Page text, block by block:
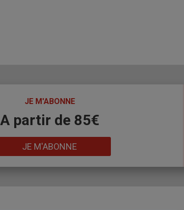
JE M'ABONNE
A partir de 85€
JE M'ABONNE